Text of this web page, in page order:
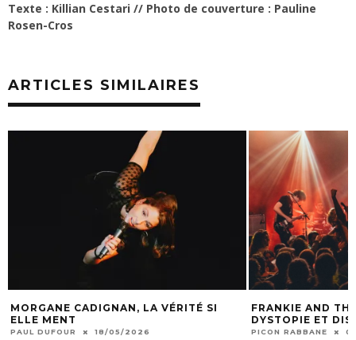
Texte : Killian Cestari // Photo de couverture : Pauline
Rosen-Cros
ARTICLES SIMILAIRES
SI
FRANKIE AND THE WITCH FINGERS :
PICON RABBANE
DE